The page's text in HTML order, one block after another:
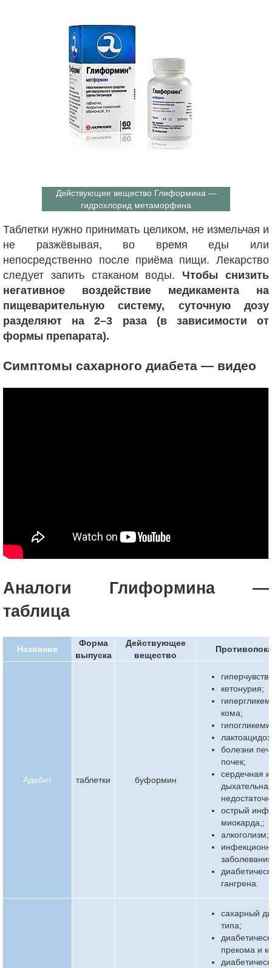
Действующее вещество Глиформина —
гидрохлорид метаморфина
Таблетки нужно принимать целиком, не измельчая и
не разжёвывая, во время еды или
непосредственно после приёма пищи. Лекарство
следует запить стаканом воды. Чтобы снизить
негативное воздействие медикамента на
пищеварительную систему, суточную дозу
разделяют на 2–3 раза (в зависимости от
формы препарата).
Симптомы сахарного диабета — видео
Аналоги Глиформина —
таблица
Название
Форма
выпуска
Действующее
вещество
Адебит таблетки буформин
кетонурия;
кома;
болезни
почек;
сердечная и
острый
миокарда,;
алкоголизм;
гангрена.
сахарный
типа;
прекома и